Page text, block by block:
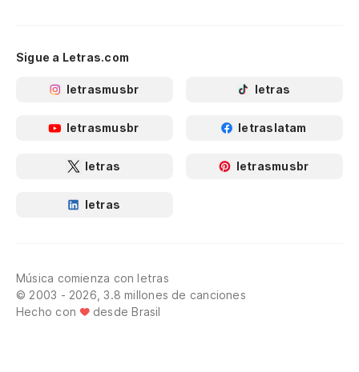
Sigue a Letras.com
letrasmusbr letras
letrasmusbr letraslatam
letras letrasmusbr
letras
Música comienza con letras
© 2003 - 2026, 3.8 millones de canciones
Hecho con
desde Brasil